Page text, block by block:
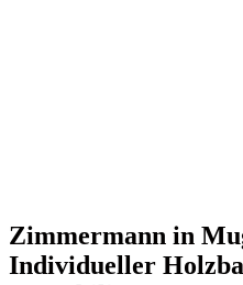
Zimmermann in
Individueller